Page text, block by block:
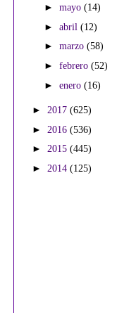
►mayo(14)
►abril(12)
►marzo(58)
►febrero(52)
►enero(16)
► 2017 (625)
► 2016 (536)
► 2015 (445)
► 2014 (125)